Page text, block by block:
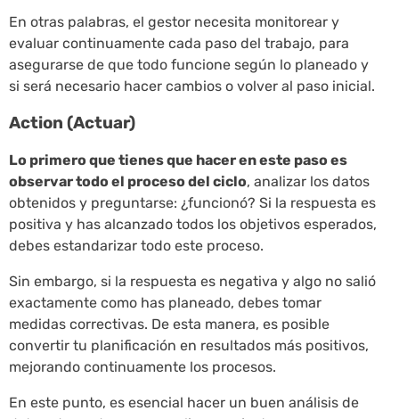
En otras palabras, el gestor necesita monitorear y
evaluar continuamente cada paso del trabajo, para
asegurarse de que todo funcione según lo planeado y
si será necesario hacer cambios o volver al paso inicial.
Action (Actuar)
Lo primero que tienes que hacer en este paso es
observar todo el proceso del ciclo, analizar los datos
obtenidos y preguntarse: ¿funcionó? Si la respuesta es
positiva y has alcanzado todos los objetivos esperados,
debes estandarizar todo este proceso.
Sin embargo, si la respuesta es negativa y algo no salió
exactamente como has planeado, debes tomar
medidas correctivas. De esta manera, es posible
convertir tu planificación en resultados más positivos,
mejorando continuamente los procesos.
En este punto, es esencial hacer un buen análisis de